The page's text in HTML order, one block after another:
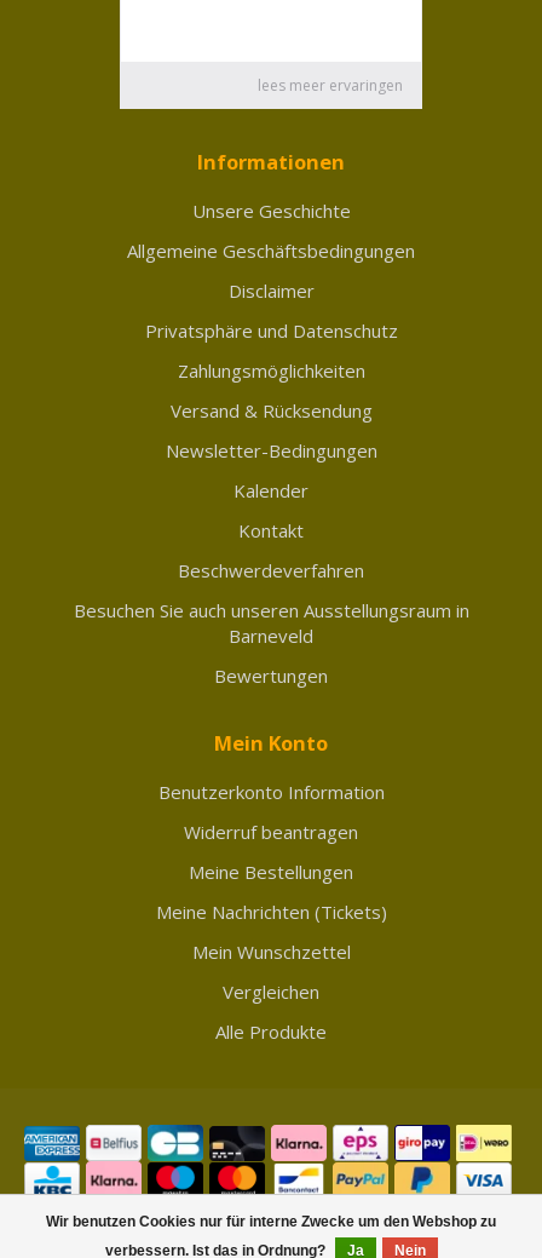
Wir benutzen Cookies nur für interne Zwecke um den Webshop zu
verbessern. Ist das in Ordnung?
Ja Nein
Informationen
Unsere Geschichte
Allgemeine Geschäftsbedingungen
Disclaimer
Privatsphäre und Datenschutz
Zahlungsmöglichkeiten
Versand & Rücksendung
Newsletter-Bedingungen
Kalender
Kontakt
Beschwerdeverfahren
Besuchen Sie auch unseren Ausstellungsraum in
Barneveld
Bewertungen
Mein Konto
Benutzerkonto Information
Widerruf beantragen
Meine Bestellungen
Meine Nachrichten (Tickets)
Mein Wunschzettel
Vergleichen
Alle Produkte